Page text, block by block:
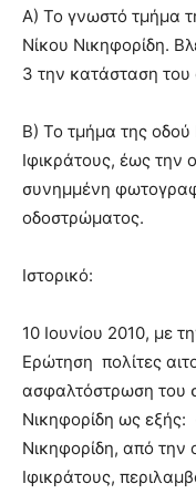
Α) Το γνωστό τμήμα
Νίκου Νικηφορίδη.
3 την κατάσταση
Β) Το τμήμα της
Ιφικράτους, έως την
συνημμένη
οδοστρώματος.
Ιστορικό:
10 Ιουνίου 2010, με
Ερώτηση πολίτες
ασφαλτόστρωση του
Νικηφορίδη ως
Νικηφορίδη, από την
Ιφικράτους,